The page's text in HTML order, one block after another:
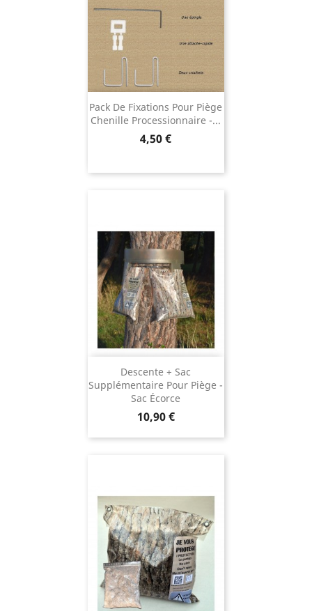
Pack De Fixations Pour Piège
Chenille Processionnaire -...
Prix
4,50 €
Descente + Sac
Supplémentaire Pour Piège -
Sac Écorce
Prix
10,90 €